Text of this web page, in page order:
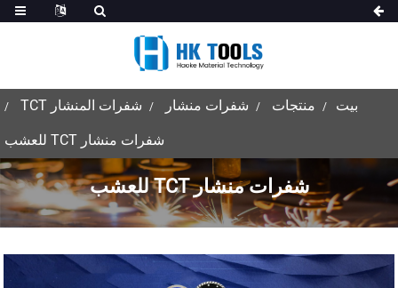
بيت منتجات شفرات منشار شفرات المنشار TCT
شفرات منشار TCT للعشب
شفرات منشار TCT للعشب